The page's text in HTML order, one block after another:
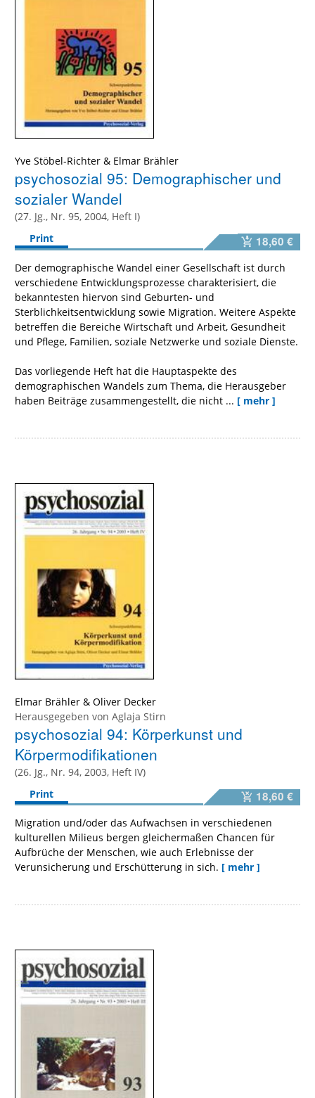
Yve Stöbel-Richter & Elmar Brähler
psychosozial 95: Demographischer und
sozialer Wandel
(27. Jg., Nr. 95, 2004, Heft I)
Print
18,60 €
Der demographische Wandel einer Gesellschaft ist durch
verschiedene Entwicklungsprozesse charakterisiert, die
bekanntesten hiervon sind Geburten- und
Sterblichkeitsentwicklung sowie Migration. Weitere Aspekte
betreffen die Bereiche Wirtschaft und Arbeit, Gesundheit
und Pflege, Familien, soziale Netzwerke und soziale Dienste.
Das vorliegende Heft hat die Hauptaspekte des
demographischen Wandels zum Thema, die Herausgeber
haben Beiträge zusammengestellt, die nicht ... [ mehr ]
Elmar Brähler & Oliver Decker
Herausgegeben von Aglaja Stirn
psychosozial 94: Körperkunst und
Körpermodifikationen
(26. Jg., Nr. 94, 2003, Heft IV)
Print
18,60 €
Migration und/oder das Aufwachsen in verschiedenen
kulturellen Milieus bergen gleichermaßen Chancen für
Aufbrüche der Menschen, wie auch Erlebnisse der
Verunsicherung und Erschütterung in sich. [ mehr ]